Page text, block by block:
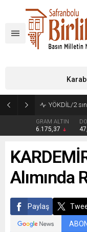
GRAM ALTIN
6.175,37
Alımında
Paylaş